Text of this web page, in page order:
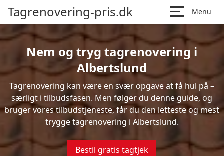
Tagrenovering-pris.dk Menu
Nem og tryg tagrenovering i
Albertslund
Tagrenovering kan være en svær opgave at få hul på –
særligt i tilbudsfasen. Men følger du denne guide, og
bruger vores tilbudstjeneste, får du den letteste og mest
trygge tagrenovering i Albertslund.
Bestil gratis tagtjek